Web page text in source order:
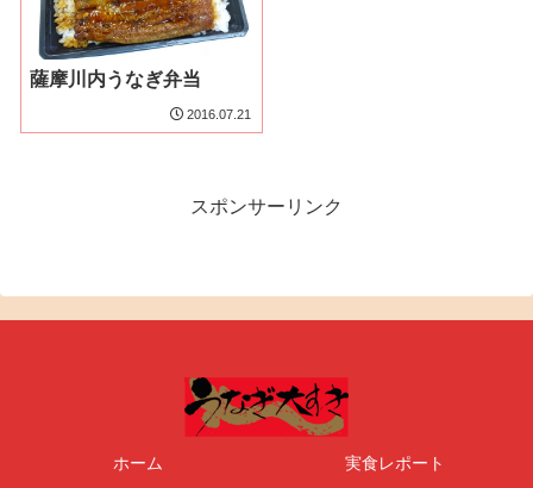
薩摩川内うなぎ弁当
2016.07.21
スポンサーリンク
ホーム
実食レポート